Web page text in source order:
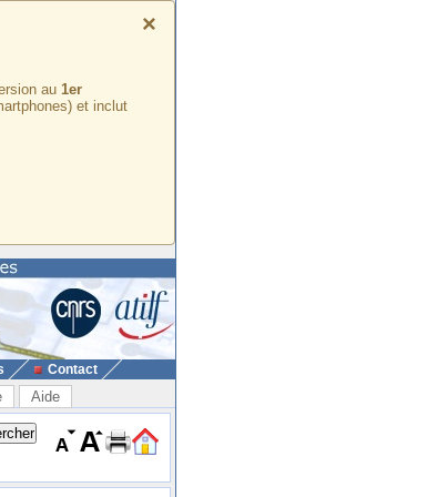
×
au 1er
et inclut
Contact
Aide